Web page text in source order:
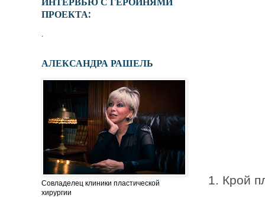
1. Крой
ПРОЕКТА:
.
АЛЕКСАНДРА РАШЕЛЬ
Совладелец клиники пластической
хирургии